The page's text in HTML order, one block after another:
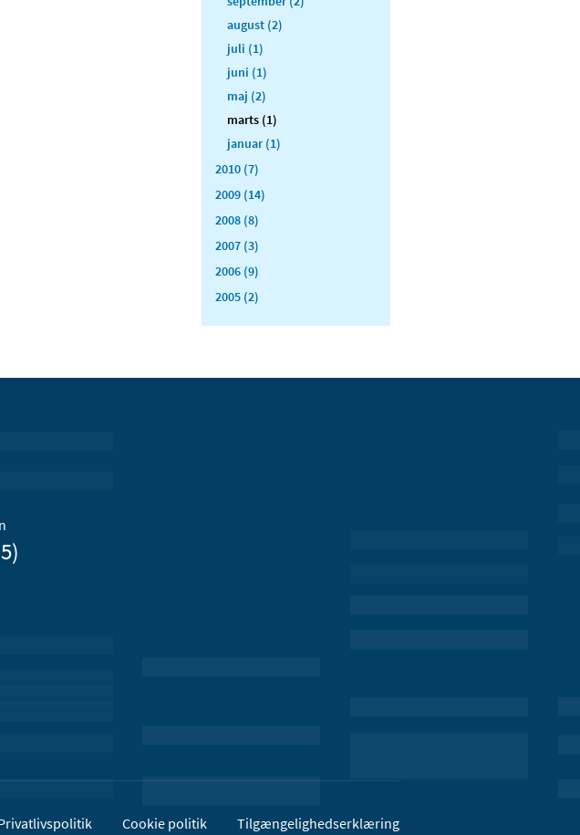
august (2)
juli (1)
juni (1)
maj (2)
marts (1)
januar (1)
2010 (7)
2009 (14)
2008 (8)
2007 (3)
2006 (9)
2005 (2)
Cookie politik Tilgængelighedserklæring